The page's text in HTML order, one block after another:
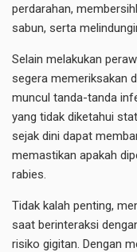
perdarahan,
sabun, serta
Selain melakukan
segera memeriksakan
muncul tanda-tanda
yang tidak diketahui
sejak dini dapat
memastikan apakah
rabies.
Tidak kalah penting,
saat berinteraksi
risiko gigitan. Dengan